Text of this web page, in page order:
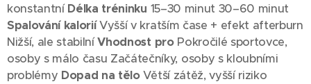
konstantníDélka tréninku 15–30 minut 30–60 minut
Spalování kaloriíVyšší v kratším čase + efekt afterburn
Nižší, ale stabilníVhodnost proPokročilé sportovce,
osoby s málo času Začátečníky, osoby s kloubními
problémy Dopad na těloVětší zátěž, vyšší riziko